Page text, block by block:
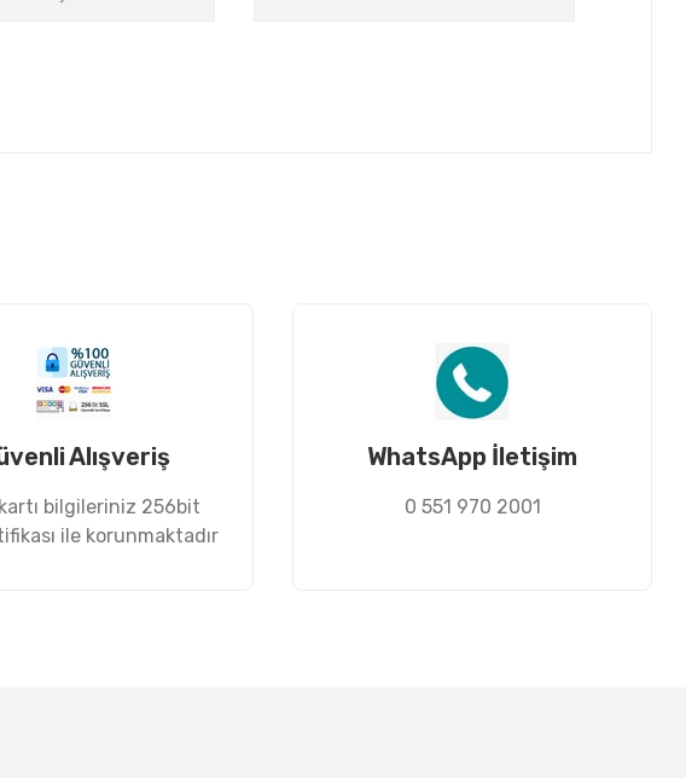
Alışveriş
bilgileriniz 256bit
ile korunmaktadır
WhatsApp İletişim
0 551 970 2001